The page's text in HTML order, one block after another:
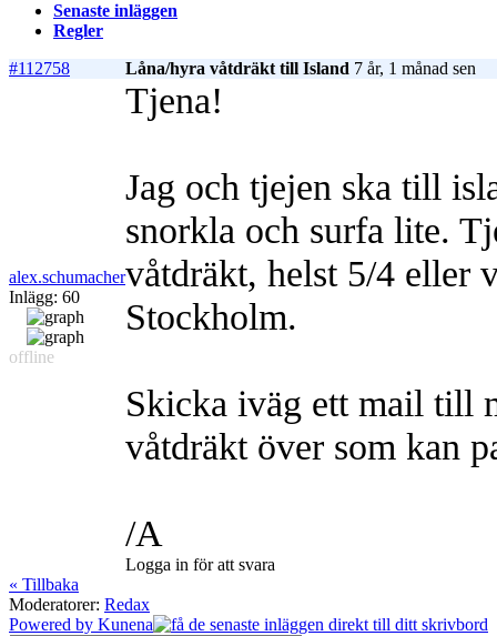
Senaste inläggen
Regler
#112758
Låna/hyra våtdräkt till Island 7 år, 1 månad sen
alex.schumacher
Inlägg: 60
offline
Tjena!
Jag och tjejen ska till
snorkla och surfa lite.
våtdräkt, helst 5/4 eller
Stockholm.
Skicka iväg ett mail till
våtdräkt över som kan
/A
Logga in för att svara
« Tillbaka
Moderatorer: Redax
Powered by Kunena